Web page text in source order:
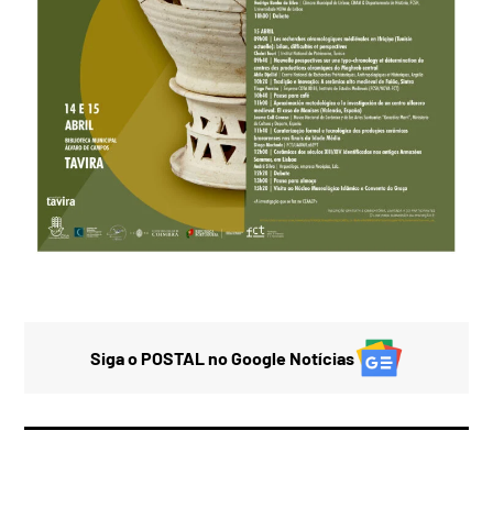
Siga o POSTAL no Google Notícias